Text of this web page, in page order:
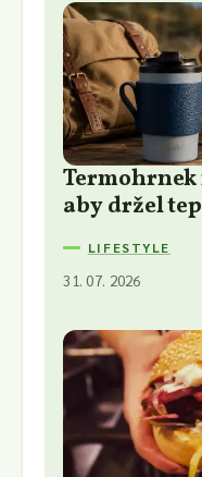
Termohrnek
aby držel
LIFESTYLE
31. 07. 2026